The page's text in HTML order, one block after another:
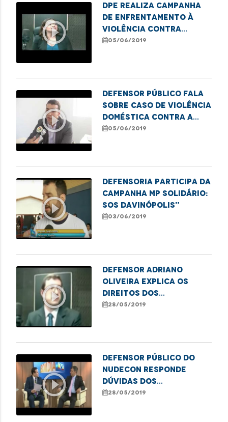
play_circle_outline
DPE realiza campanha
de enfrentamento à
violência contra
pessoa idosa
05/06/2019
play_circle_outline
Defensor público fala
sobre caso de violência
doméstica contra a
mulher
05/06/2019
play_circle_outline
Defensoria participa da
campanha MP Solidário:
SOS Davinópolis"
03/06/2019
play_circle_outline
Defensor Adriano
Oliveira explica os
direitos dos
consumidores
28/05/2019
play_circle_outline
Defensor público do
Nudecon responde
dúvidas dos
consumidores
28/05/2019